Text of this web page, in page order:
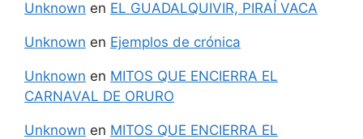
Unknown en EL GUADALQUIVIR, PIRAÍ VACA
Unknown en Ejemplos de crónica
Unknown en MITOS QUE ENCIERRA EL
CARNAVAL DE ORURO
Unknown en MITOS QUE ENCIERRA EL